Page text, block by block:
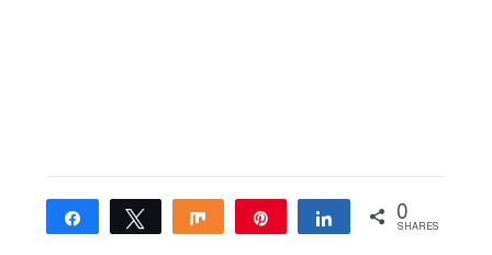
Share Tweet Share Share 0
SHARES